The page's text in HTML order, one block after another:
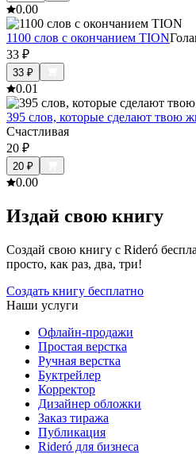
0.00
1100 слов с окончанием TION
33 ₽
33 ₽
0.01
395 слов, которые сделают твою
Счастливая
20 ₽
20 ₽
0.00
Издай свою книгу
Создай свою книгу с Rideró
просто, как раз, два, три!
Создать книгу бесплатно
Наши услуги
Офлайн-продажи
Простая верстка
Ручная верстка
Буктрейлер
Корректор
Дизайнер обложки
Заказ тиража
Публикация
Rideró для бизнеса